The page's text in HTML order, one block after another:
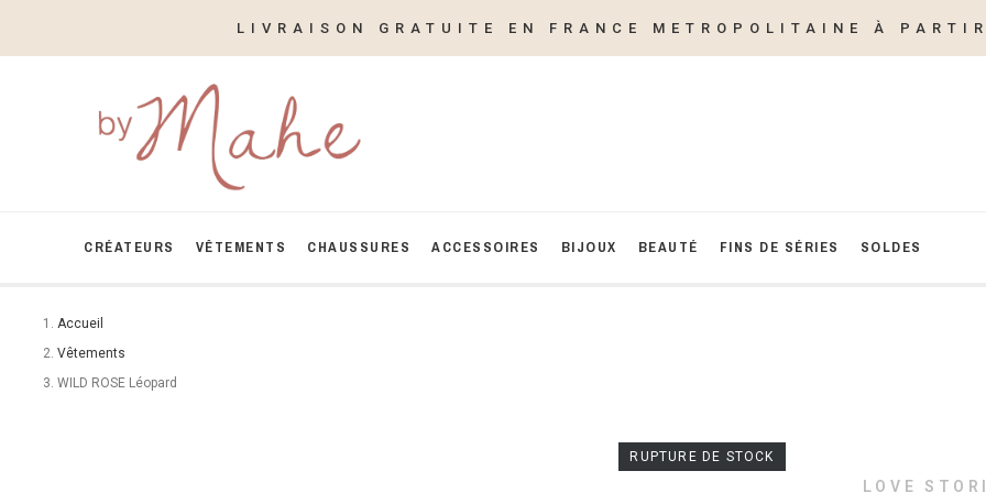
LIVRAISON GRATUITE EN FRANCE METROPOLITAINE À
CRÉATEURS VÊTEMENTS CHAUSSURES ACCESSOIRES BIJOUX BEAUTÉ FINS DE SÉRIES SOLDES
Accueil
Vêtements
WILD ROSE Léopard
RUPTURE DE STOCK
LOVE